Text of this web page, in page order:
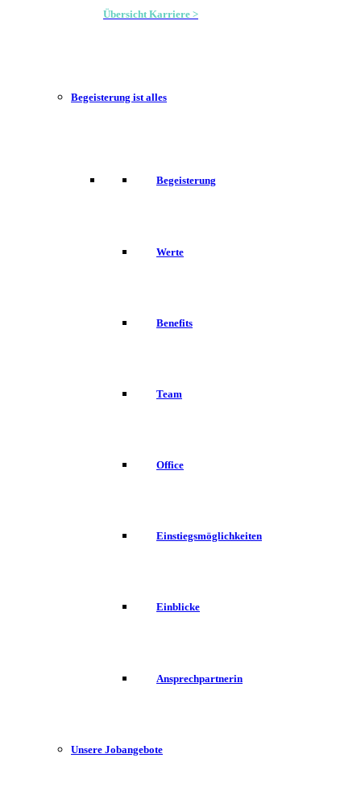
Übersicht Karriere >
Begeisterung ist alles
Begeisterung
Werte
Benefits
Team
Office
Einstiegsmöglichkeiten
Einblicke
Ansprechpartnerin
Unsere Jobangebote